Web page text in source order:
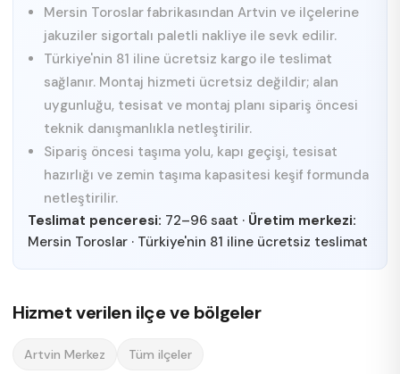
Mersin Toroslar fabrikasından Artvin ve ilçelerine
jakuziler sigortalı paletli nakliye ile sevk edilir.
Türkiye'nin 81 iline ücretsiz kargo ile teslimat
sağlanır. Montaj hizmeti ücretsiz değildir; alan
uygunluğu, tesisat ve montaj planı sipariş öncesi
teknik danışmanlıkla netleştirilir.
Sipariş öncesi taşıma yolu, kapı geçişi, tesisat
hazırlığı ve zemin taşıma kapasitesi keşif formunda
netleştirilir.
Teslimat penceresi: 72–96 saat · Üretim merkezi:
Mersin Toroslar · Türkiye'nin 81 iline ücretsiz teslimat
Hizmet verilen ilçe ve bölgeler
Artvin Merkez Tüm ilçeler